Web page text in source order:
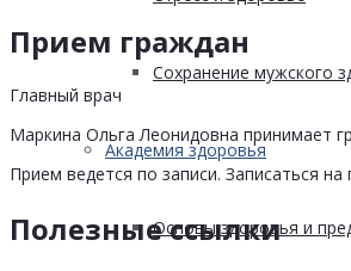
Сохранение мужского
Академия здоровья
Основы здоровья и
Прием граждан
Главный врач
Маркина Ольга Леонидовна принимает
Прием ведется по записи. Записаться
Полезные ссылки